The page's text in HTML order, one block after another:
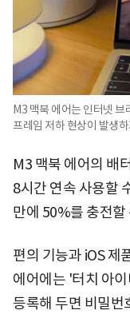
M3 맥북 에어는 인터넷
프레임 저하 현상이 발생
M3 맥북 에어의 배
8시간 연속 사용할
만에 50%를 충전할
편의 기능과 iOS 제
에어에는 '터치 아
등록해 두면 비밀번